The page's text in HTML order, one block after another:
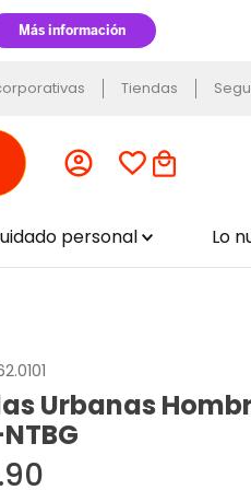
Tiendas
personal Lo
Urbanas
.90